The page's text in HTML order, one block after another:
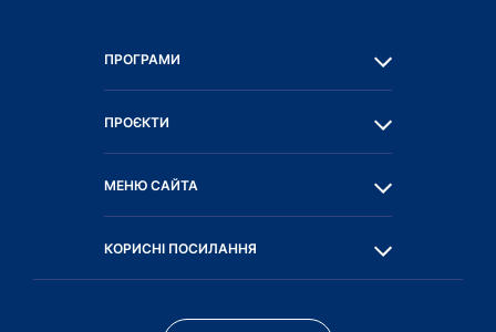
ПРОГРАМИ
ПРОЄКТИ
МЕНЮ САЙТА
КОРИСНІ ПОСИЛАННЯ